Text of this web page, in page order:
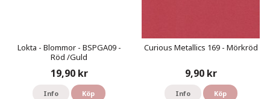
Lokta - Blommor - BSPGA09 -
Röd /Guld
19,90 kr
Info Köp
Curious Metallics 169 - Mörkröd
9,90 kr
Info Köp